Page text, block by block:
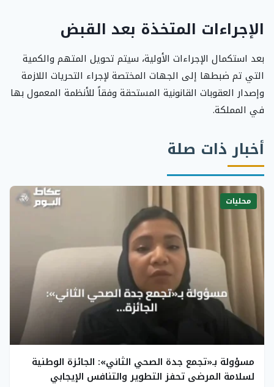
الإجراءات المتخذة بعد القبض
بعد استكمال الإجراءات الأولية، سيتم تحويل المتهم والكمية
التي تم ضبطها إلى الجهات المختصة لإجراء التحريات اللازمة
وإصدار العقوبات القانونية المستحقة وفقاً للأنظمة المعمول بها
في المملكة.
أخبار ذات صلة
محليات
مسؤولة بـ«تجمع جدة الصحي الثاني»: الجائزة الوطنية
لسلامة المرضى تحفز التطوير والتنافس الإيجابي